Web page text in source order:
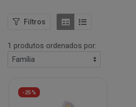
Filtros
1 produtos ordenados por:
-25%